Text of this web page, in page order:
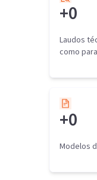
+0
Laudos
como
+0
Modelos